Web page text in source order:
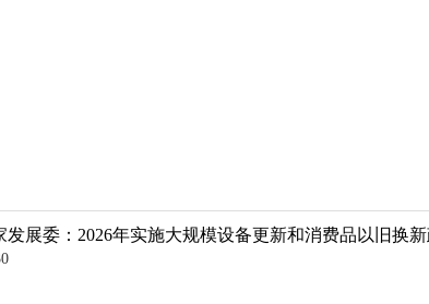
发展委：2026年实施大规模设备更新和消费品以旧换